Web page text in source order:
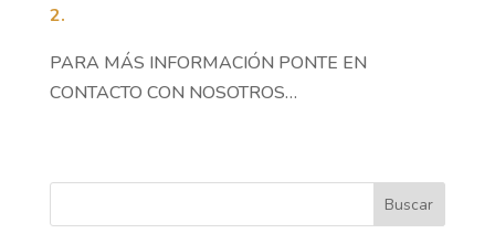
2.
PARA MÁS INFORMACIÓN PONTE EN
CONTACTO CON NOSOTROS…
Buscar